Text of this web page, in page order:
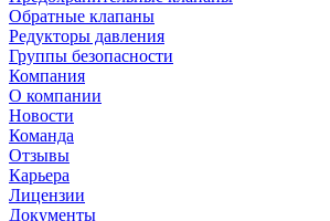
Обратные клапаны
Редукторы давления
Группы безопасности
Компания
О компании
Новости
Команда
Отзывы
Карьера
Лицензии
Документы